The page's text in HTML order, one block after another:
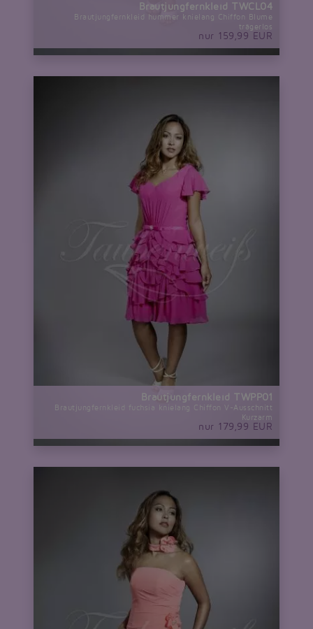
Brautjungfernkleid TWCL04
Brautjungfernkleid hummer knielang Chiffon Blume
trägerlos
nur 159,99 EUR
Brautjungfernkleid TWPP01
Brautjungfernkleid fuchsia knielang Chiffon V-Ausschnitt
Kurzarm
nur 179,99 EUR